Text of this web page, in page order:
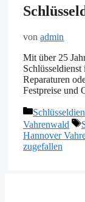
von admin
Mit über 25
Reparaturen
Festpreise und
Kategorien
Vahrenwald
Hannover
zugefallen